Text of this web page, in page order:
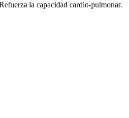
la capacidad cardio-pulmonar.